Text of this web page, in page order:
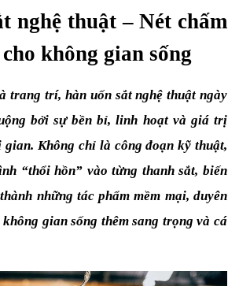
nghệ thuật – Nét chấm
không gian sống
trang trí, hàn uốn sắt nghệ thuật ngày
bởi sự bền bỉ, linh hoạt và giá trị
gian. Không chỉ là công đoạn kỹ thuật,
“thổi hồn” vào từng thanh sắt, biến
những tác phẩm mềm mại, duyên
gian sống thêm sang trọng và cá